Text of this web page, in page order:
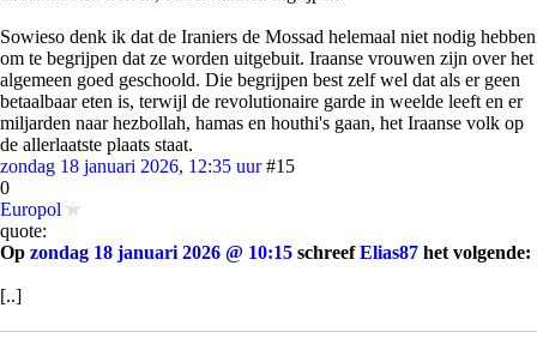
Sowieso denk ik dat de Iraniers de Mossad helemaal niet nodig hebben
om te begrijpen dat ze worden uitgebuit. Iraanse vrouwen zijn over het
algemeen goed geschoold. Die begrijpen best zelf wel dat als er geen
betaalbaar eten is, terwijl de revolutionaire garde in weelde leeft en er
miljarden naar hezbollah, hamas en houthi's gaan, het Iraanse volk op
de allerlaatste plaats staat.
zondag 18 januari 2026, 12:35 uur #15
0
Europol
quote:
Op zondag 18 januari 2026 @ 10:15 schreefElias87 het volgende:
[..]